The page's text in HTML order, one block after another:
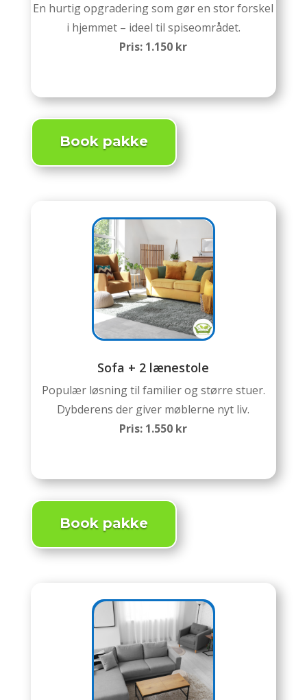
En hurtig opgradering som gør en stor forskel
i hjemmet – ideel til spiseområdet.
Pris: 1.150 kr
Book pakke
Sofa + 2 lænestole
Populær løsning til familier og større stuer.
Dybderens der giver møblerne nyt liv.
Pris: 1.550 kr
Book pakke